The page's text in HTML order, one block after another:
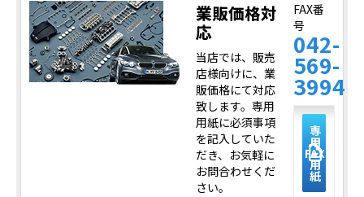
業販価格対
応
当店では、販売
店様向けに、業
販価格にて対応
致します。専用
用紙に必須事項
を記入していた
だき、お気軽に
お問合わせくだ
さい。
FAX番
号
042-
569-
3994
description
専
用
FAX
用
紙